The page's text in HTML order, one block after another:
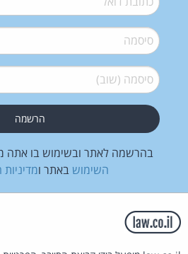
סיסמה*
סיסמה (שוב)*
בהרשמה לאתר ובשימוש בו
השימוש באתר ו